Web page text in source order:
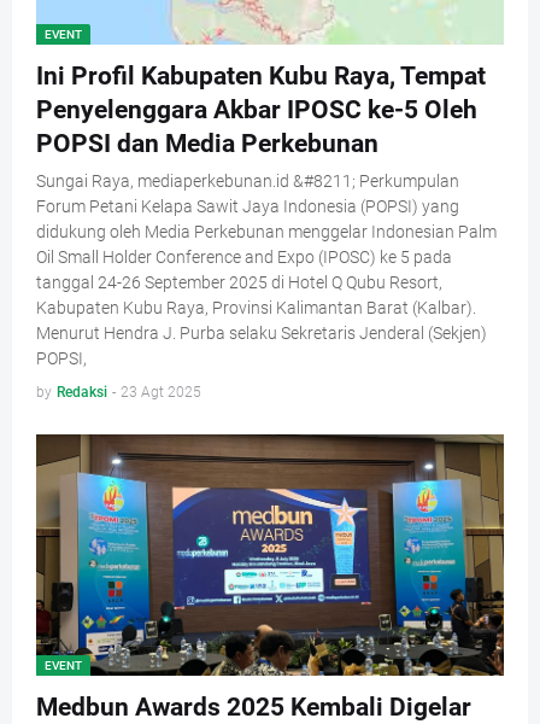
EVENT
Ini Profil Kabupaten Kubu Raya, Tempat
Penyelenggara Akbar IPOSC ke-5 Oleh
POPSI dan Media Perkebunan
Sungai Raya, mediaperkebunan.id &#8211; Perkumpulan
Forum Petani Kelapa Sawit Jaya Indonesia (POPSI) yang
didukung oleh Media Perkebunan menggelar Indonesian Palm
Oil Small Holder Conference and Expo (IPOSC) ke 5 pada
tanggal 24-26 September 2025 di Hotel Q Qubu Resort,
Kabupaten Kubu Raya, Provinsi Kalimantan Barat (Kalbar).
Menurut Hendra J. Purba selaku Sekretaris Jenderal (Sekjen)
POPSI,
by Redaksi - 23 Agt 2025
EVENT
Medbun Awards 2025 Kembali Digelar